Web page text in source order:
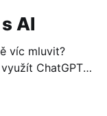
AI
víc mluvit?
ChatGPT